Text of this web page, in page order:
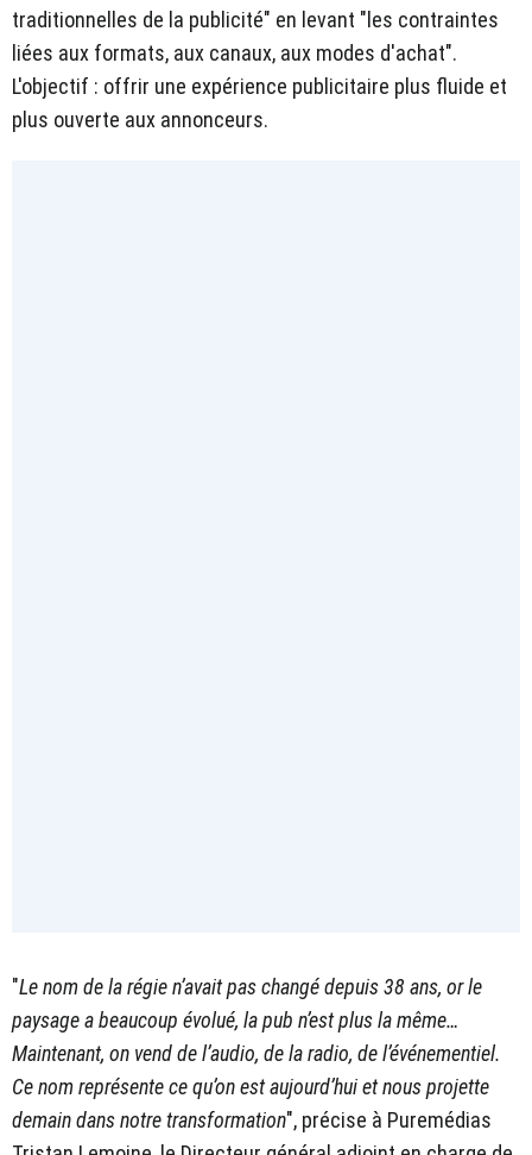
traditionnelles de la publicité" en levant "les contraintes
liées aux formats, aux canaux, aux modes d'achat".
L'objectif : offrir une expérience publicitaire plus fluide et
plus ouverte aux annonceurs.
"Le nom de la régie n’avait pas changé depuis 38 ans, or le
paysage a beaucoup évolué, la pub n’est plus la même…
Maintenant, on vend de l’audio, de la radio, de l’événementiel.
Ce nom représente ce qu’on est aujourd’hui et nous projette
demain dans notre transformation", précise à Puremédias